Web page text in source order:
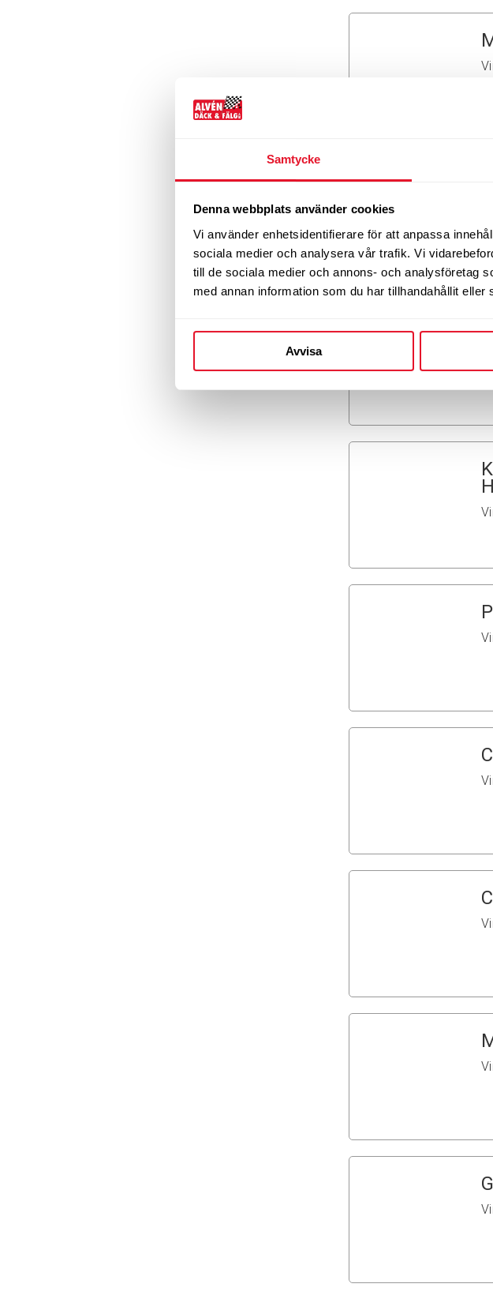
Samtycke
Denna webbplats använder cookies
Vi använder enhetsidentifierare för att anpassa
sociala medier och analysera vår trafik. Vi
till de sociala medier och annons- och analysföretag
med annan information som du har tillhandahållit
Avvisa